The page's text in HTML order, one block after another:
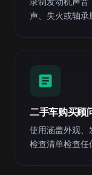
声、失火或轴
二手车购买顾
使用涵盖外观
检查清单检查任